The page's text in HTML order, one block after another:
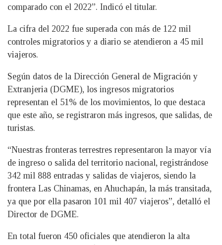
comparado con el 2022”. Indicó el titular.
La cifra del 2022 fue superada con más de 122 mil
controles migratorios y a diario se atendieron a 45 mil
viajeros.
Según datos de la Dirección General de Migración y
Extranjeria (DGME), los ingresos migratorios
representan el 51% de los movimientos, lo que destaca
que este año, se registraron más ingresos, que salidas, de
turistas.
“Nuestras fronteras terrestres representaron la mayor vía
de ingreso o salida del territorio nacional, registrándose
342 mil 888 entradas y salidas de viajeros, siendo la
frontera Las Chinamas, en Ahuchapán, la más transitada,
ya que por ella pasaron 101 mil 407 viajeros”, detalló el
Director de DGME.
En total fueron 450 oficiales que atendieron la alta